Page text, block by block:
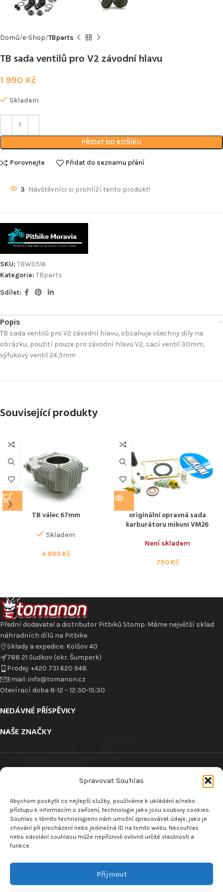
Spravovat Souhlas
Abychom poskytli co nejlepší služby, používáme k ukládání a/nebo
přístupu k informacím o zařízení, technologie jako jsou soubory cookies.
Souhlas s těmito technologiemi nám umožní zpracovávat údaje, jako je
chování při procházení nebo jedinečná ID na tomto webu. Nesouhlas
nebo odvolání souhlasu může nepříznivě ovlivnit určité vlastnosti a
funkce.
Příjmout
Domů e-Shop TBparts
TB sada ventilů pro V2 závodní hlavu
1 990 Kč
Skladem
PŘIDAT DO KOŠÍKU
Porovnejte Přidat do seznamu přání
3 Návštěvníci si prohlíží tento produkt!
SKU: TBW0516
Kategorie: TBparts
Sdílet:
Popis
TB sada ventilů pro V2 závodní hlavu, obsahuje všechny díly na
obrázku, použití pouze pro závodní hlavu V2, sací ventil 30mm,
výfukový ventil 24,5mm
Související produkty
TB válec 67mm
Skladem
4 890 Kč
originální opravná sada
karburátoru mikuni VM26
Není skladem
790 Kč
Přední dodavatel a distributor Pitbiků Stomp. Máme největší sklad
náhradních dílů na Pitbike.
Sklady a expedice: Kolšov 40
788 21 Sudkov (okr. Šumperk)
Prodej: +420 731 620 948
Email: info@tomanon.cz
Otevírací doba 8-12 – 12:30-15:30
NEDÁVNÉ PŘÍSPĚVKY
NAŠE ZNAČKY
ODKAZY
MENU